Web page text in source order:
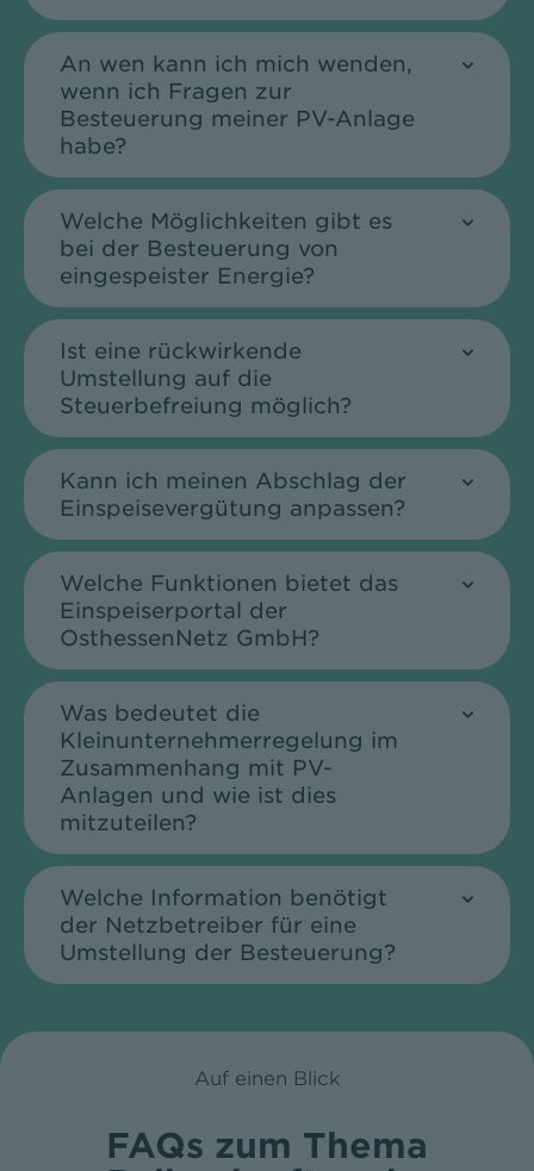
An wen kann ich mich wenden,
wenn ich Fragen zur
Besteuerung meiner PV-Anlage
habe?
Welche Möglichkeiten gibt es
bei der Besteuerung von
eingespeister Energie?
Ist eine rückwirkende
Umstellung auf die
Steuerbefreiung möglich?
Kann ich meinen Abschlag der
Einspeisevergütung anpassen?
Welche Funktionen bietet das
Einspeiserportal der
OsthessenNetz GmbH?
Was bedeutet die
Kleinunternehmerregelung im
Zusammenhang mit PV-
Anlagen und wie ist dies
mitzuteilen?
Welche Information benötigt
der Netzbetreiber für eine
Umstellung der Besteuerung?
Auf einen Blick
FAQs zum Thema